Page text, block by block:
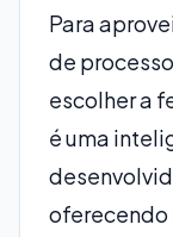
Para
de
escolher a
é uma
oferecendo